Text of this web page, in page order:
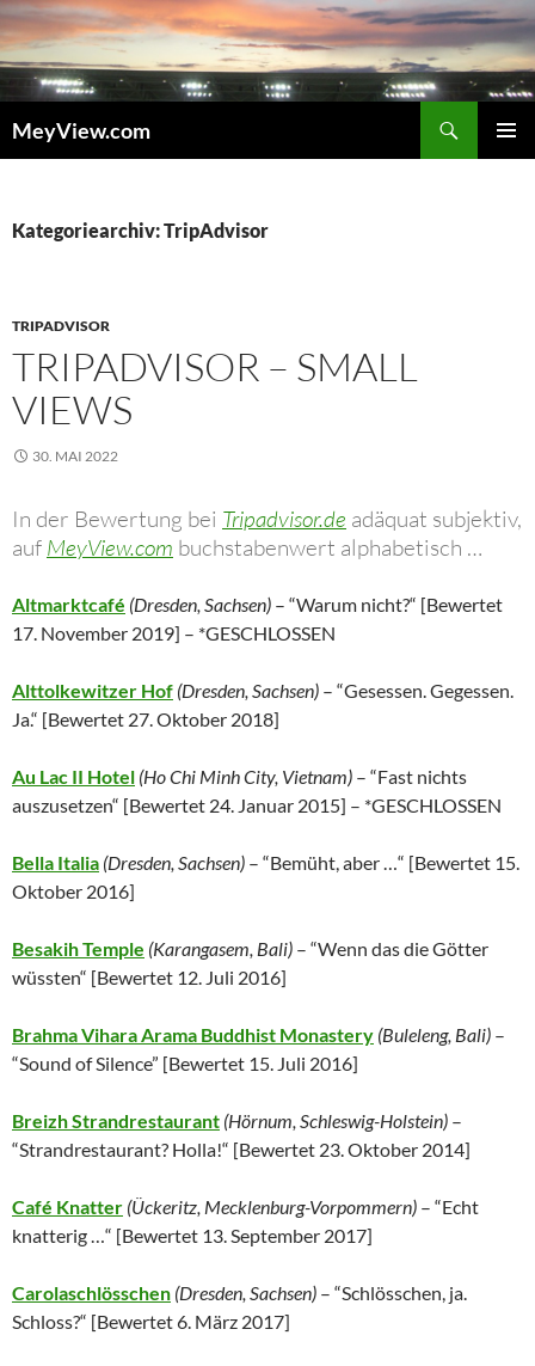
Zum
Inhalt
springen
MeyView.com
Kategoriearchiv: TripAdvisor
TRIPADVISOR
TRIPADVISOR – SMALL
VIEWS
30. MAI 2022
In der Bewertung bei Tripadvisor.de adäquat subjektiv,
auf MeyView.com buchstabenwert alphabetisch …
Altmarktcafé (Dresden, Sachsen) – “Warum nicht?“ [Bewertet
17. November 2019] – *GESCHLOSSEN
Alttolkewitzer Hof (Dresden, Sachsen) – “Gesessen. Gegessen.
Ja.“ [Bewertet 27. Oktober 2018]
Au Lac II Hotel (Ho Chi Minh City, Vietnam) – “Fast nichts
auszusetzen“ [Bewertet 24. Januar 2015] – *GESCHLOSSEN
Bella Italia (Dresden, Sachsen) – “Bemüht, aber …“ [Bewertet 15.
Oktober 2016]
Besakih Temple (Karangasem, Bali) – “Wenn das die Götter
wüssten“ [Bewertet 12. Juli 2016]
Brahma Vihara Arama Buddhist Monastery (Buleleng, Bali) –
“Sound of Silence” [Bewertet 15. Juli 2016]
Breizh Strandrestaurant (Hörnum, Schleswig-Holstein) –
“Strandrestaurant? Holla!“ [Bewertet 23. Oktober 2014]
Café Knatter (Ückeritz, Mecklenburg-Vorpommern) – “Echt
knatterig …“ [Bewertet 13. September 2017]
Carolaschlösschen (Dresden, Sachsen) – “Schlösschen, ja.
Schloss?“ [Bewertet 6. März 2017]